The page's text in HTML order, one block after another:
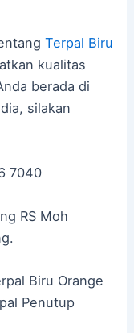
Terpal Biru
kualitas
berada di
silakan
7040
RS Moh
Biru Orange
Penutup